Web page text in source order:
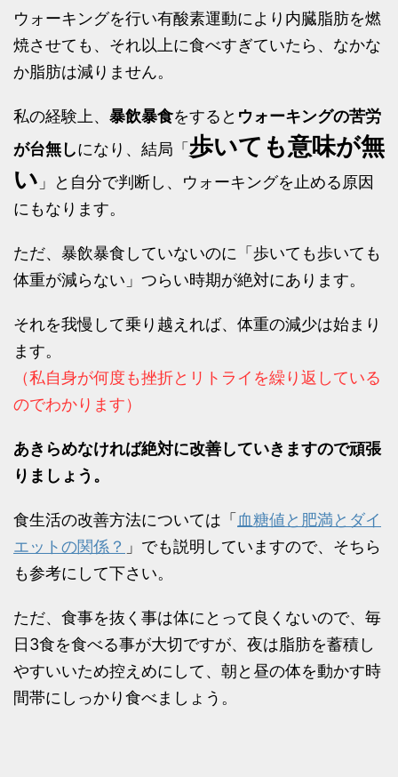
ウォーキングを行い有酸素運動により内臓脂肪を燃
焼させても、それ以上に食べすぎていたら、なかな
か脂肪は減りません。
私の経験上、 暴飲暴食をすると ウォーキングの苦労
が台無しになり、結局「 歩いても意味が無
い 」と自分で判断し、ウォーキングを止める原因
にもなります。
ただ、暴飲暴食していないのに「歩いても歩いても
体重が減らない」つらい時期が絶対にあります。
それを我慢して乗り越えれば、体重の減少は始まり
ます。
（私自身が何度も挫折とリトライを繰り返している
のでわかります）
あきらめなければ絶対に改善していきますので頑張
りましょう。
食生活の改善方法については「 血糖値と肥満とダイ
エットの関係？ 」でも説明していますので、そちら
も参考にして下さい。
ただ、食事を抜く事は体にとって良くないので、毎
日3食を食べる事が大切ですが、夜は脂肪を蓄積し
やすいいため控えめにして、朝と昼の体を動かす時
間帯にしっかり食べましょう。